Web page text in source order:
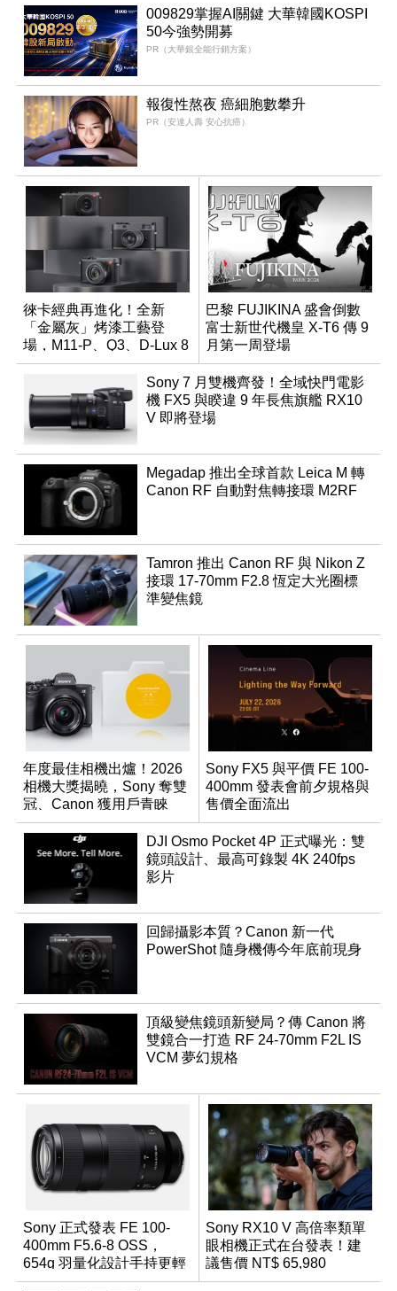
009829掌握AI關鍵 大華韓國KOSPI
50今強勢開募
PR（大華銀全能行銷方案）
報復性熬夜 癌細胞數攀升
PR（安達人壽 安心抗癌）
徠卡經典再進化！全新
「金屬灰」烤漆工藝登
場，M11-P、Q3、D-Lux 8
領銜換裝
巴黎 FUJIKINA 盛會倒數
富士新世代機皇 X-T6 傳 9
月第一周登場
Sony 7 月雙機齊發！全域快門電影
機 FX5 與睽違 9 年長焦旗艦 RX10
V 即將登場
Megadap 推出全球首款 Leica M 轉
Canon RF 自動對焦轉接環 M2RF
Tamron 推出 Canon RF 與 Nikon Z
接環 17-70mm F2.8 恆定大光圈標
準變焦鏡
年度最佳相機出爐！2026
相機大獎揭曉，Sony 奪雙
冠、Canon 獲用戶青睞
Sony FX5 與平價 FE 100-
400mm 發表會前夕規格與
售價全面流出
DJI Osmo Pocket 4P 正式曝光：雙
鏡頭設計、最高可錄製 4K 240fps
影片
回歸攝影本質？Canon 新一代
PowerShot 隨身機傳今年底前現身
頂級變焦鏡頭新變局？傳 Canon 將
雙鏡合一打造 RF 24-70mm F2L IS
VCM 夢幻規格
Sony 正式發表 FE 100-
400mm F5.6-8 OSS，
654g 羽量化設計手持更輕
鬆
Sony RX10 V 高倍率類單
眼相機正式在台發表！建
議售價 NT$ 65,980